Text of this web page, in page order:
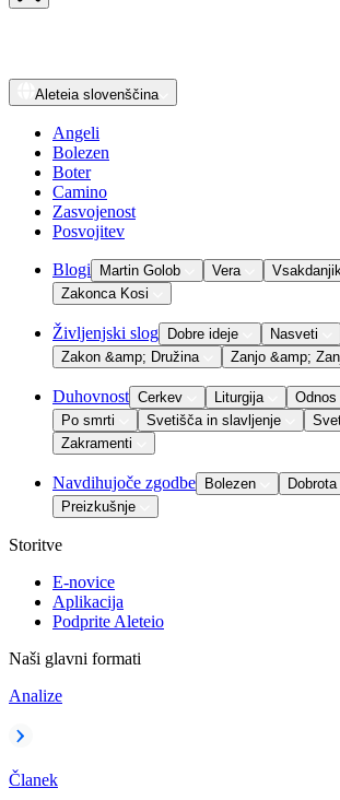
Aleteia slovenščina
Angeli
Bolezen
Boter
Camino
Zasvojenost
Posvojitev
Blogi Martin Golob Vera
Zakonca Kosi
Življenjski slog Dobre ideje Nasveti
Zakon &amp; Družina
Zanjo &amp;
Duhovnost Cerkev Liturgija
Po smrti
Svetišča in slavljenje
Zakramenti
Navdihujoče zgodbe Bolezen Dobrota
Preizkušnje
Storitve
E-novice
Aplikacija
Podprite Aleteio
Naši glavni formati
Analize
Članek